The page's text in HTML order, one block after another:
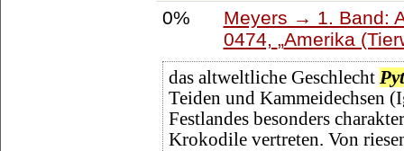
0%
Meyers → 1. Band:
0474,
Amerika
das altweltliche Geschlecht
Teiden und Kammeidechsen
Festlandes besonders
Krokodile vertreten. Von